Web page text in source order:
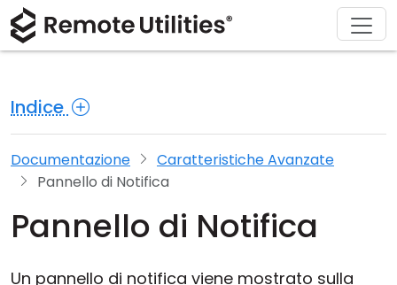
Indice
Documentazione
Caratteristiche Avanzate
Pannello di Notifica
Pannello di Notifica
Un pannello di notifica viene mostrato sulla
Prodotto
Sicurezza
Screenshot
Modalità di connessione
Soluzioni
Produzione e Vendita al Dettaglio
Sanità
Tecnologia dell'informazione
Scarica
macOS
Linux
Acquista
Assistente Licenza
Aggiorna la tua Licenza
Supporto
Documentazione
Base di conoscenza
Chi siamo
Sala stampa
Scrivi una recensione